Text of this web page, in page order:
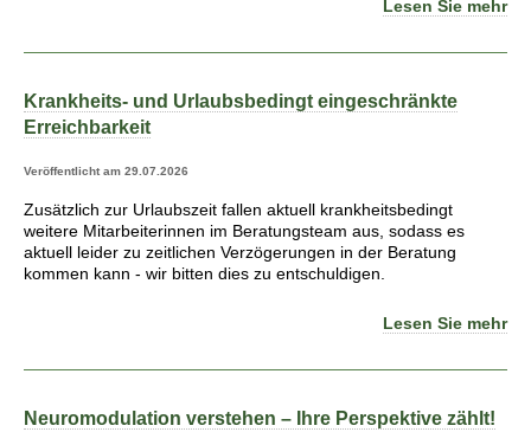
Lesen Sie mehr
Krankheits- und Urlaubsbedingt eingeschränkte
Erreichbarkeit
Veröffentlicht am 29.07.2026
Zusätzlich zur Urlaubszeit fallen aktuell krankheitsbedingt
weitere Mitarbeiterinnen im Beratungsteam aus, sodass es
aktuell leider zu zeitlichen Verzögerungen in der Beratung
kommen kann - wir bitten dies zu entschuldigen.
Lesen Sie mehr
Neuromodulation verstehen – Ihre Perspektive zählt!